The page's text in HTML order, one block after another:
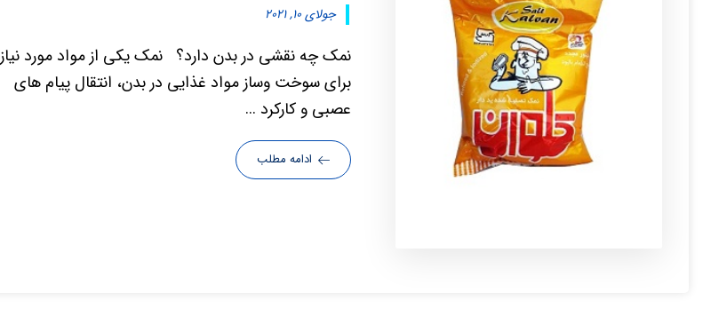
جولای ۱۰, ۲۰۲۱
نمک چه نقشی در بدن دارد؟ نمک یکی از مواد مورد نیاز
برای سوخت وساز مواد غذایی در بدن، انتقال پیام های
عصبی و کارکرد ...
ادامه مطلب